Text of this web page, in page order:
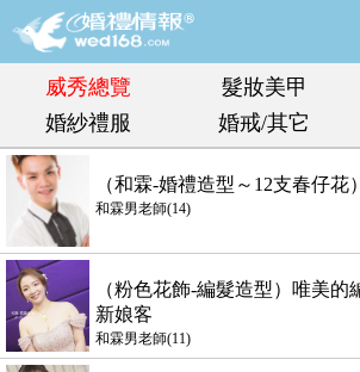
威秀總覽 髮妝美甲
婚紗禮服
婚戒/其它
（和霖-婚禮造型～12支春仔花）
和霖男老師(14)
（粉色花飾-編髮造型）唯美的
新娘客
和霖男老師(11)